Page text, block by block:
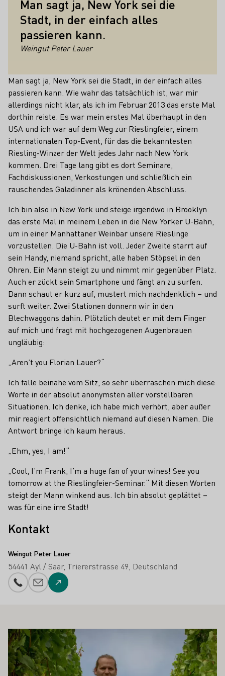
Man sagt ja, New York sei die
Stadt, in der einfach alles
passieren kann.
Weingut Peter Lauer
Man sagt ja, New York sei die Stadt, in der einfach alles
passieren kann. Wie wahr das tatsächlich ist, war mir
allerdings nicht klar, als ich im Februar 2013 das erste Mal
dorthin reiste. Es war mein erstes Mal überhaupt in den
USA und ich war auf dem Weg zur Rieslingfeier, einem
internationalen Top-Event, für das die bekanntesten
Riesling-Winzer der Welt jedes Jahr nach New York
kommen. Drei Tage lang gibt es dort Seminare,
Fachdiskussionen, Verkostungen und schließlich ein
rauschendes Galadinner als krönenden Abschluss.
Ich bin also in New York und steige irgendwo in Brooklyn
das erste Mal in meinem Leben in die New Yorker U-Bahn,
um in einer Manhattaner Weinbar unsere Rieslinge
vorzustellen. Die U-Bahn ist voll. Jeder Zweite starrt auf
sein Handy, niemand spricht, alle haben Stöpsel in den
Ohren. Ein Mann steigt zu und nimmt mir gegenüber Platz.
Auch er zückt sein Smartphone und fängt an zu surfen.
Dann schaut er kurz auf, mustert mich nachdenklich – und
surft weiter. Zwei Stationen donnern wir in den
Blechwaggons dahin. Plötzlich deutet er mit dem Finger
auf mich und fragt mit hochgezogenen Augenbrauen
ungläubig:
„Aren’t you Florian Lauer?“
Ich falle beinahe vom Sitz, so sehr überraschen mich diese
Worte in der absolut anonymsten aller vorstellbaren
Situationen. Ich denke, ich habe mich verhört, aber außer
mir reagiert offensichtlich niemand auf diesen Namen. Die
Antwort bringe ich kaum heraus.
„Ehm, yes, I am!“
„Cool, I’m Frank, I’m a huge fan of your wines! See you
tomorrow at the Rieslingfeier-Seminar.“ Mit diesen Worten
steigt der Mann winkend aus. Ich bin absolut geplättet –
was für eine irre Stadt!
Kontakt
Weingut Peter Lauer
54441 Ayl / Saar Triererstrasse 49 Deutschland
Telefonnummer
E-Mail-Adresse
Zur Website
INTERESSIEREN
Mehr erfahren